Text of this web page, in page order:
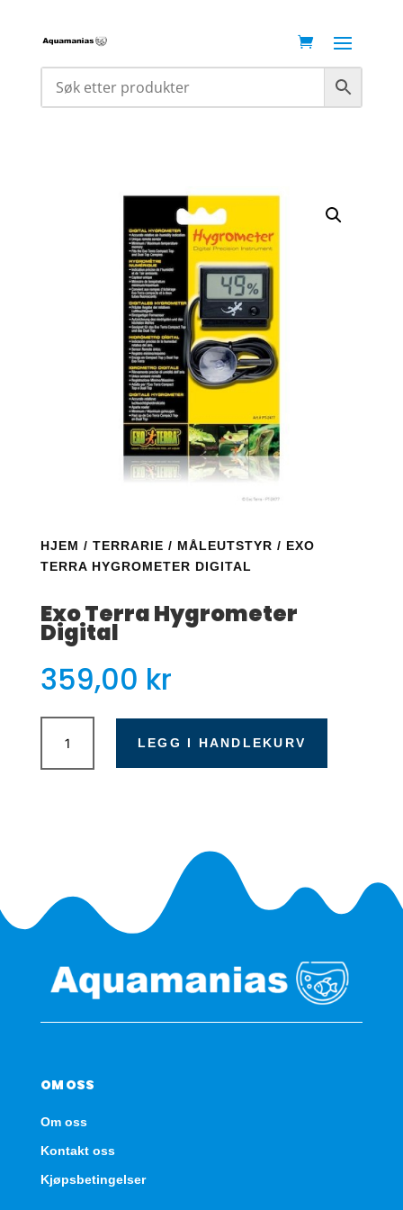
HJEM / TERRARIE / MÅLEUTSTYR / EXO
TERRA HYGROMETER DIGITAL
Exo Terra Hygrometer
Digital
359,00 kr
Exo
Terra
Hygrometer
LEGG I HANDLEKURV
OM OSS
Om oss
Kontakt oss
Kjøpsbetingelser